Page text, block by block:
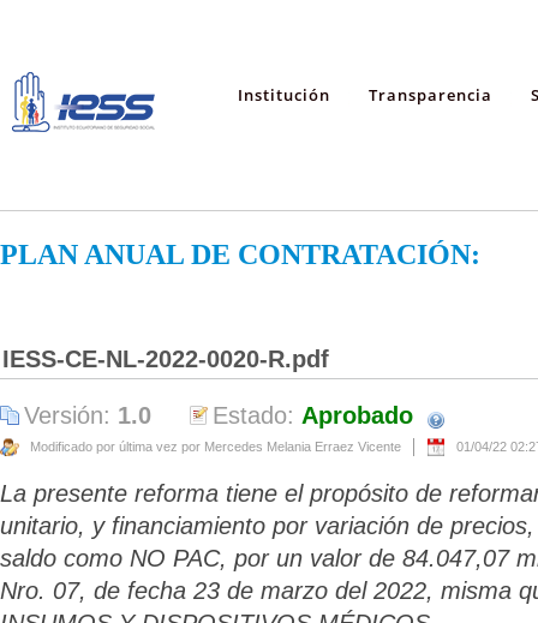
Institución Transparencia
PLAN ANUAL DE CONTRATACIÓN:
IESS-CE-NL-2022-0020-R.pdf
Versión: 1.0 Estado: Aprobado
Modificado por última vez por Mercedes Melania Erraez Vicente 01/04/22
La presente reforma tiene el propósito de
unitario, y financiamiento por variación de
saldo como NO PAC, por un valor de 84.047,07
Nro. 07, de fecha 23 de marzo del 2022, misma